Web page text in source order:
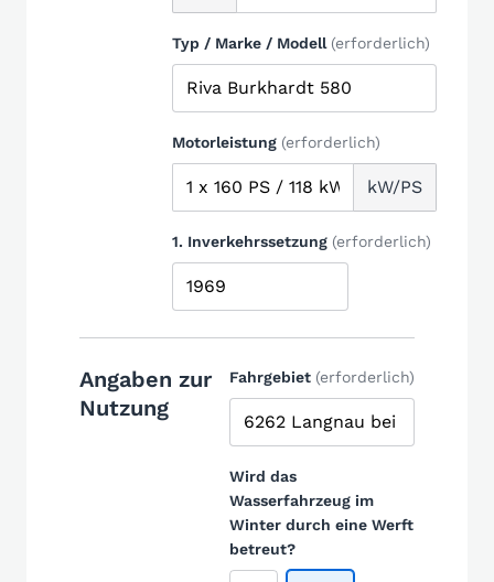
Typ / Marke / Modell (erforderlich)
Motorleistung (erforderlich)
kW/PS
1. Inverkehrssetzung (erforderlich)
Angaben zur
Nutzung
Fahrgebiet (erforderlich)
Wird das
Wasserfahrzeug im
Winter durch eine Werft
betreut?